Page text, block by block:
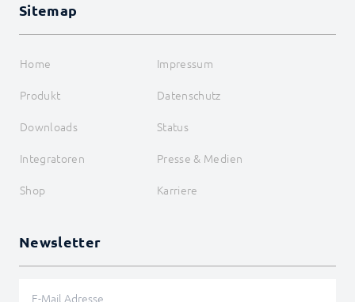
Sitemap
Home
Impressum
Produkt
Datenschutz
Downloads
Status
Integratoren
Presse & Medien
Shop
Karriere
Newsletter